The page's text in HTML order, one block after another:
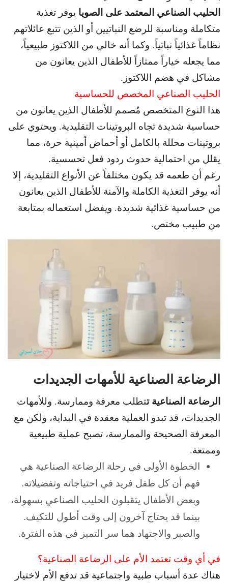
الحليب الصناعي المعتمد على الصويا يوفر تغذية
متكاملة ومناسبة للرضع النباتيين أو الذين تتبع عائلاتهم
نظاماً غذائياً نباتياً. وكما أنه خالي من اللاكتوز طبيعياً،
مما يجعله خياراً ممتازاً للأطفال الذين يعانون من
مشاكل في هضم اللاكتوز.
الحليب الصناعي المخصص للحساسية
هذا النوع المتخصص مُصمم للأطفال الذين يعانون من
حساسية شديدة تجاه البروتينات التقليدية. ويحتوي على
بروتينات محللة بالكامل أو أحماض أمينية حرة، مما
يقلل من احتمالية حدوث ردود فعل تحسسية.
رغم أن طعمه قد يكون مختلفاً عن الأنواع التقليدية، إلا
أنه يوفر التغذية الكاملة والآمنة للأطفال الذين يعانون
من حساسية غذائية شديدة. ويفضل استعماله بمتابعة
من طبيب مختص.
الرضاعة الصناعية للأمهات الجديدات
الرضاعة الصناعية تتطلب معرفة وممارسة. وللأمهات
الجديدات، قد تبدو العملية معقدة في البداية، ولكن مع
المعرفة الصحيحة والممارسة، تصبح عملية طبيعية
وممتعة.
الخطوة الأولى في رحلة الرضاعة الصناعية هي
فهم أن كل طفل فريد في احتياجاته وتفضيلاته.
وبعض الأطفال يتقبلون الحليب الصناعي بسهولة،
بينما قد يحتاج آخرون إلى وقت أطول للتكيف.
والصبر والاجتهاد هما سر التميز في هذه الفترة.
في أي وقت تعتمد الأم على الرضاعة الصناعية؟
هناك عدة أسباب طبية واجتماعية قد تدفع الأم لاختيار